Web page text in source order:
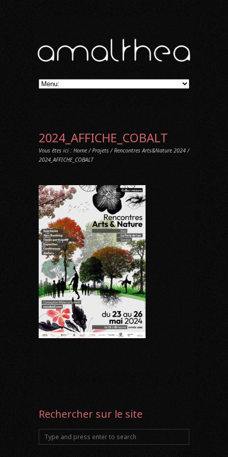
2024_AFFICHE_COBALT
Vous êtes ici : Home/Projets/Rencontres Arts&Nature 2024/
2024_AFFICHE_COBALT
Rechercher sur le site